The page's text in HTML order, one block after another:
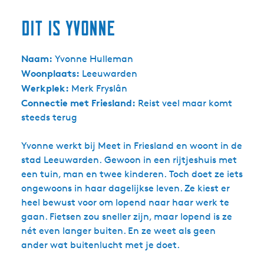
dit is yvonne
Naam: Yvonne Hulleman
Woonplaats: Leeuwarden
Werkplek: Merk Fryslân
Connectie met Friesland: Reist veel maar komt
steeds terug
Yvonne werkt bij Meet in Friesland en woont in de
stad Leeuwarden. Gewoon in een rijtjeshuis met
een tuin, man en twee kinderen. Toch doet ze iets
ongewoons in haar dagelijkse leven. Ze kiest er
heel bewust voor om lopend naar haar werk te
gaan. Fietsen zou sneller zijn, maar lopend is ze
nét even langer buiten. En ze weet als geen
ander wat buitenlucht met je doet.